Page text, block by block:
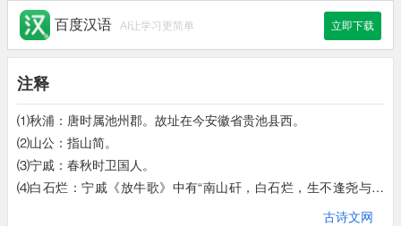
寄言向江水，汝意忆侬不。
我问江水：
遥传一掬泪，为我达扬州。
请你将我一掬泪水，
百度汉语 AI让学习更简单 立即下载
注释
⑴秋浦：唐时属池州郡。故址在今安徽省贵池县西。
⑵山公：指山简。
⑶宁戚：春秋时卫国人。
⑷白石烂：宁戚《放牛歌》中有“南山矸，白石烂，生不逢尧与舜
古诗文网